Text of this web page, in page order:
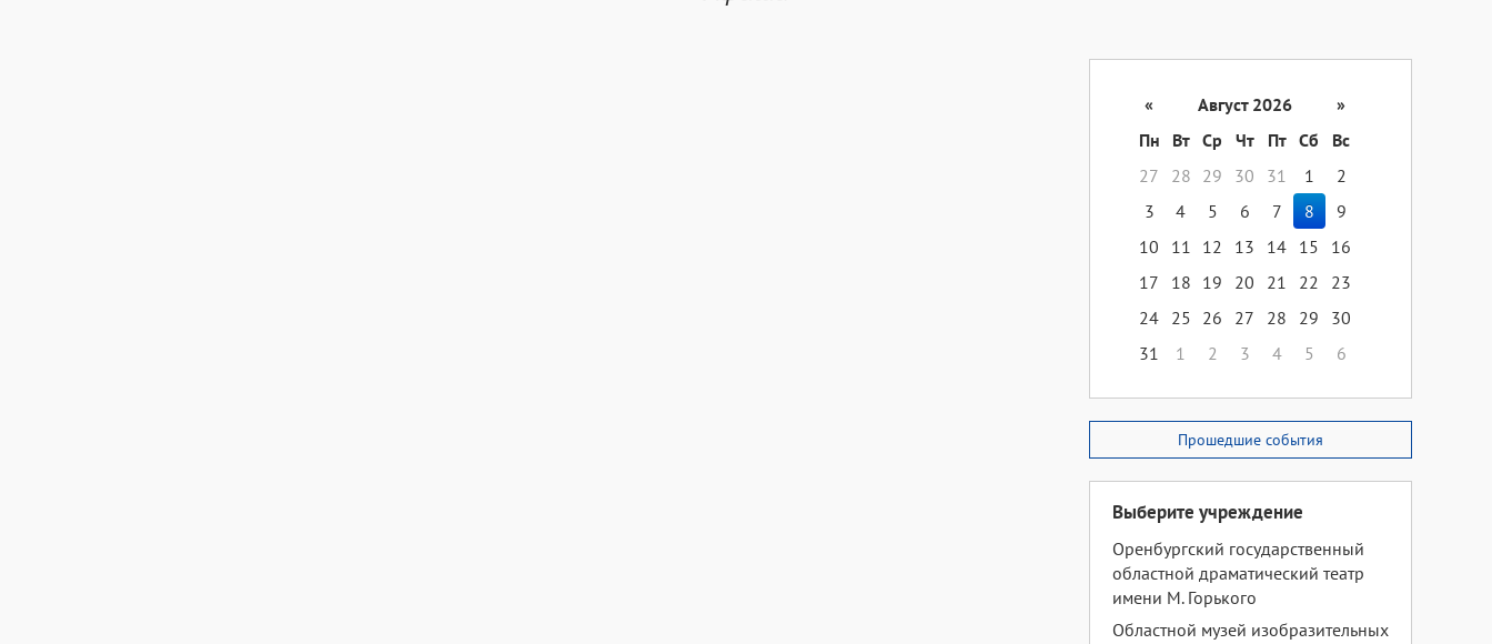
« Август 2026
»
Пн
Вт Ср Чт Пт Сб
Вс
27
28 29 30 31 1
2
3
4 5 6 7 8
9
10
11 12 13 14 15
16
17
18 19 20 21 22
23
24 25 26 27 28 29
30
31
1 2 3 4 5 6
Прошедшие события
Выберите учреждение
Оренбургский государственный
областной драматический театр
имени М. Горького
Областной музей изобразительных